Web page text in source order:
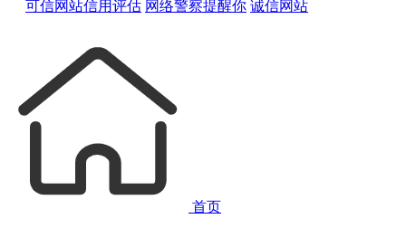
可信网站信用评估 网络警察提醒你 诚信网站
首页